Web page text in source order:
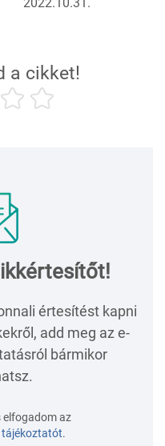
a cikket!
értesítést kapni
add meg az e-
bármikor
elfogadom az
.